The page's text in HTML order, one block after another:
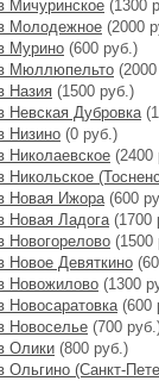
Мичуринское (1300
Молодежное (2000
Мурино (600 руб.)
Мюллюпельто
Назия (1500 руб.)
Невская Дубровка
Низино (0 руб.)
Николаевское (2400
Никольское
Новая Ижора(600
Новая Ладога(1700
Новогорелово (1500
Новое Девяткино
Новожилово (1300
Новосаратовка(600
Новоселье (700
Олики (800 руб.)
Ольгино (Санкт-